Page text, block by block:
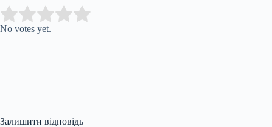
Rate this item:
No votes yet.
Залишити відповідь